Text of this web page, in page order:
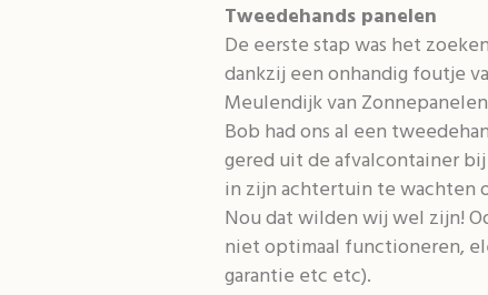
Tweedehands panelen
De eerste stap was het
dankzij een onhandig foutje
Meulendijk van
Bob had ons al een
gered uit de afvalcontainer
in zijn achtertuin te wachten
Nou dat wilden wij wel zijn!
niet optimaal functioneren,
garantie etc etc).